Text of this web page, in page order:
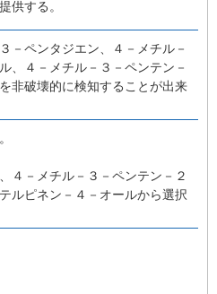
供する。
－ペンタジエン、４－メチル－
、４－メチル－３－ペンテン－
非破壊的に検知することが出来
４－メチル－３－ペンテン－２
ルピネン－４－オールから選択